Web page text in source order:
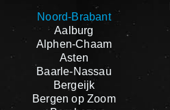
Noord-Brabant
Aalburg
Alphen-Chaam
Asten
Baarle-Nassau
Bergeijk
Bergen op Zoom